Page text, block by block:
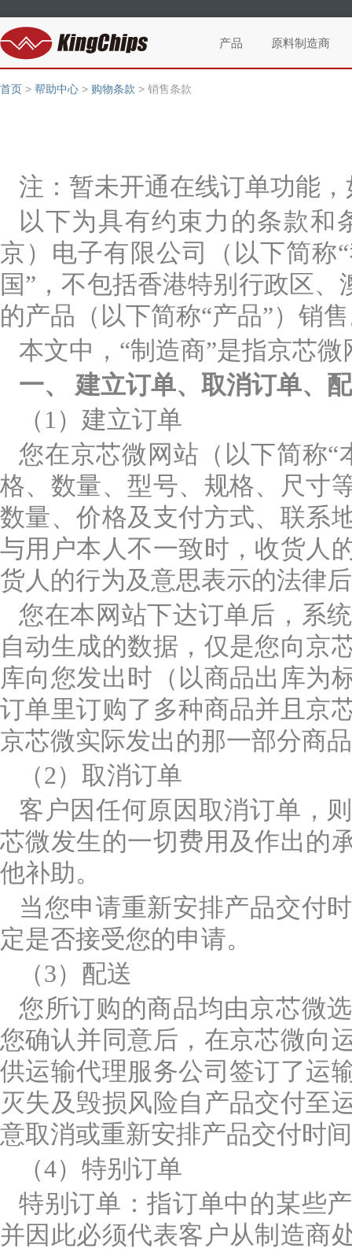
产品 原料制造商
首页 > 帮助中心 > 购物条款 > 销售条款
注：暂未开通在线订单功能
以下为具有约束力的条款和
京）电子有限公司（以下简称
国”，不包括香港特别行政区
的产品（以下简称“产品”）销
本文中，“制造商”是指京芯
一、
建立订单、取消订单、
（1）建立订单
您在京芯微网站（以下简称
格、数量、型号、规格、尺寸
数量、价格及支付方式、联系
与用户本人不一致时，收货人
货人的行为及意思表示的法律
您在本网站下达订单后，系
自动生成的数据，仅是您向京
库向您发出时（以商品出库为
订单里订购了多种商品并且京
京芯微实际发出的那一部分商
（2）取消订单
客户因任何原因取消订单，
芯微发生的一切费用及作出的
他补助。
当您申请重新安排产品交付
定是否接受您的申请。
（3）配送
您所订购的商品均由京芯微
您确认并同意后，在京芯微向
供运输代理服务公司签订了运
灭失及毁损风险自产品交付至
意取消或重新安排产品交付时
（4）特别订单
特别订单：指订单中的某些
并因此必须代表客户从制造商